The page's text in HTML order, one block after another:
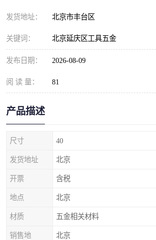
发货地址： 北京市丰台区
关键词： 北京延庆区工具五金
发布日期： 2026-08-09
阅 读 量： 81
产品描述
尺寸 40
发货地址 北京
开票 含税
地点 北京
材质 五金相关材料
销售地 北京